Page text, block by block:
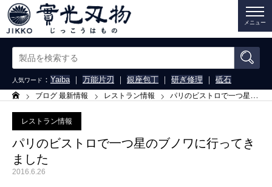
メニュー
人気ワード ： Yaiba｜ 万能片刃 ｜ 銀座包丁 ｜ 研ぎ修理 ｜ 砥石
ーム ブログ 最新情報 レストラン情報 パリのビストロで一つ星のブノワに行ってきました
レストラン情報
パリのビストロで一つ星のブノワに行ってき
ました
2016.6.26